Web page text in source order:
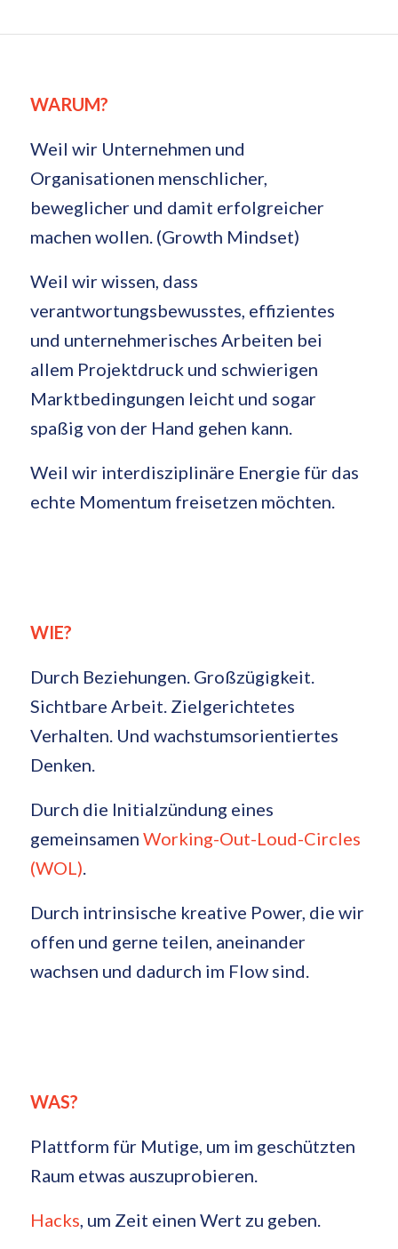
WARUM?
Weil wir Unternehmen und
Organisationen menschlicher,
beweglicher und damit erfolgreicher
machen wollen. (Growth Mindset)
Weil wir wissen, dass
verantwortungsbewusstes, effizientes
und unternehmerisches Arbeiten bei
allem Projektdruck und schwierigen
Marktbedingungen leicht und sogar
spaßig von der Hand gehen kann.
Weil wir interdisziplinäre Energie für das
echte Momentum freisetzen möchten.
WIE?
Durch Beziehungen. Großzügigkeit.
Sichtbare Arbeit. Zielgerichtetes
Verhalten. Und wachstumsorientiertes
Denken.
Durch die Initialzündung eines
gemeinsamen Working-Out-Loud-Circles
(WOL)
Durch intrinsische kreative Power, die wir
offen und gerne teilen, aneinander
wachsen und dadurch im Flow sind.
WAS?
Plattform für Mutige, um im geschützten
Raum etwas auszuprobieren.
Hacks , um Zeit einen Wert zu geben.